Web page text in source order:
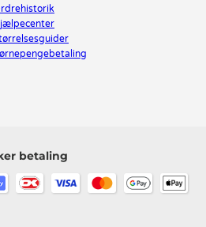
betaling